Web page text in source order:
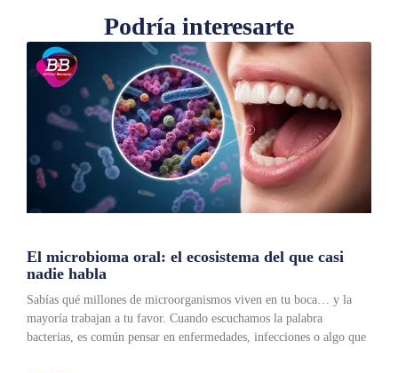
Podría interesarte
El microbioma oral: el ecosistema del que casi
nadie habla
Sabías qué millones de microorganismos viven en tu boca… y la
mayoría trabajan a tu favor. Cuando escuchamos la palabra
bacterias, es común pensar en enfermedades, infecciones o algo que